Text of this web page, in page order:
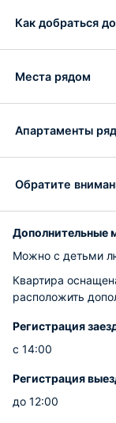
Как добраться
Места рядом
Апартаменты
Обратите
Дополнительные
Можно с детьми
Квартира
расположить
Регистрация
с 14:00
Регистрация
до 12:00